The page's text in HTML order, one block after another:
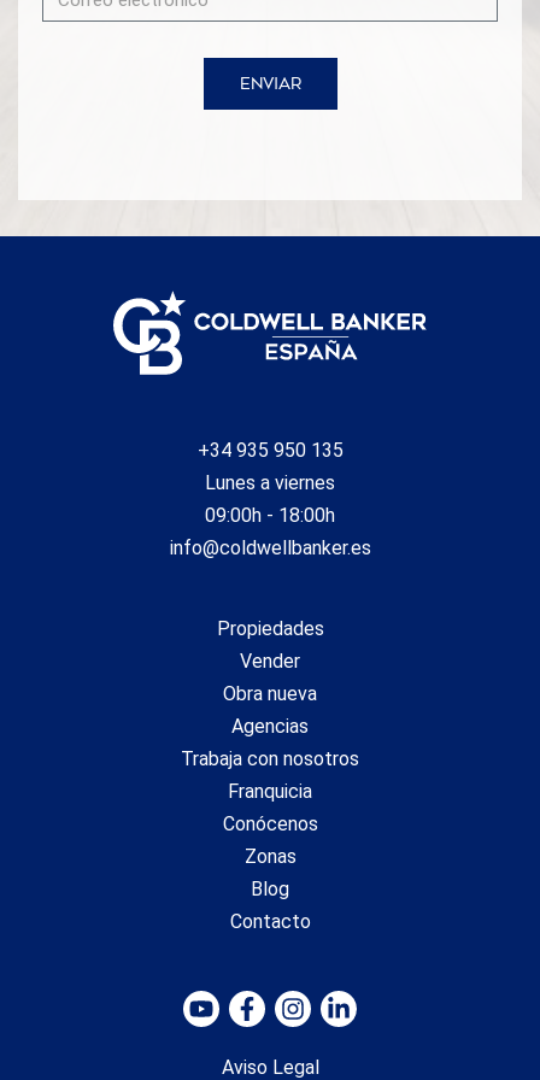
sofisticado y sereno. Disfruta de la cercanía a prestigiosas
escuelas internacionales, boutiques de alta gama y
de aparcamiento (2 interiores y 1 exterior). No dude en
una visita! El precio de venta no incluye impuestos ni
normativa vigente, corresponden al comprador: (i) en
viviendas de segunda mano, el Impuesto sobre
Transmisiones Patrimoniales (ITP) según tipo aplicable en
la Comunidad Autónoma; (ii) en viviendas de obra nueva, el
IVA y el Impuesto sobre Actos Jurídicos Documentados
contratarse. Disponibilidad a acordar. La oferta está sujeta
a cambios de precio o retirada del mercado sin previo
aviso. Los datos expuestos, incluidas las superficies,
tienen carácter meramente orientativo. Los honorarios de
intermediación inmobiliaria serán asumidos por la parte
correspondiente según el encargo suscrito. Se facilitará a
cuenta, conforme a la normativa estatal y autonómica
aplicable. #ref:CBES2366 (2)
ENVIAR
+34 935 950 135
Lunes a viernes
09:00h - 18:00h
info@coldwellbanker.es
Propiedades
Vender
Obra nueva
Agencias
Trabaja con nosotros
Franquicia
Conócenos
Zonas
Blog
Contacto
Aviso Legal